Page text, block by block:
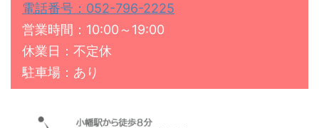
電話番号：052-796-2225
営業時間：10:00～19:00
休業日：不定休
駐車場：あり